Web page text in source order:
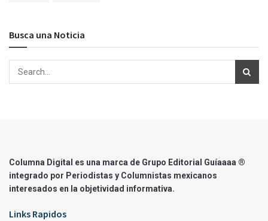
Busca una Noticia
Columna Digital es una marca de Grupo Editorial Guíaaaa ®
integrado por Periodistas y Columnistas mexicanos
interesados en la objetividad informativa.
Links Rapidos